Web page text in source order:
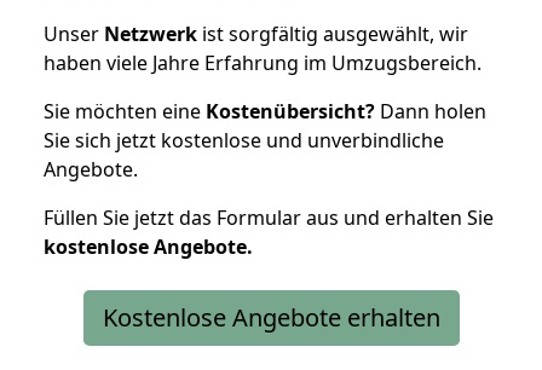
Unser Netzwerk ist sorgfältig ausgewählt, wir
haben viele Jahre Erfahrung im Umzugsbereich.
Sie möchten eine Kostenübersicht? Dann holen
Sie sich jetzt kostenlose und unverbindliche
Angebote.
Füllen Sie jetzt das Formular aus und erhalten Sie
kostenloseAngebote.
Kostenlose Angebote erhalten